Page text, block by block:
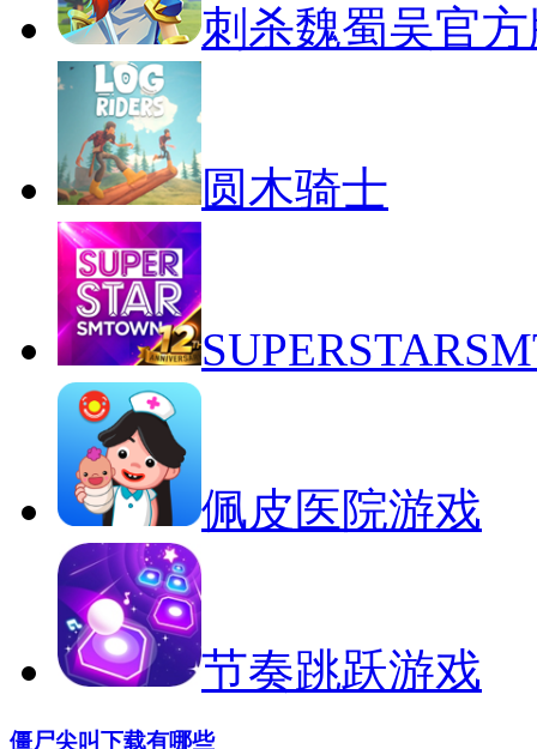
刺杀魏蜀吴官
圆木骑士
佩皮医院游戏
节奏跳跃游戏
僵尸尖叫下载有哪些